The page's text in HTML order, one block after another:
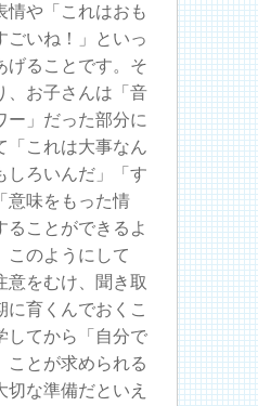
情や「これはおも
ごいね！」といっ
げることです。そ
、お子さんは「音
ー」だった部分に
「これは大事なん
しろいんだ」「す
意味をもった情
ることができるよ
このようにして
意をむけ、聞き取
に育くんでおくこ
してから「自分で
ことが求められる
切な準備だといえ